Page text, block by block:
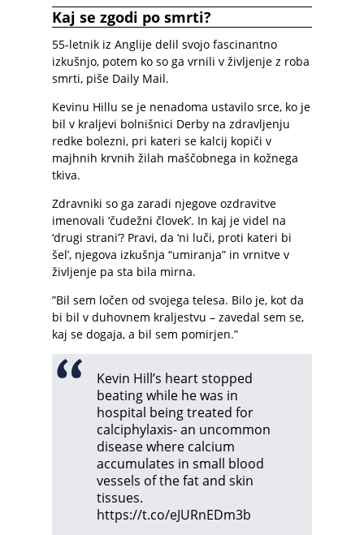
Kaj se zgodi po smrti?
55-letnik iz Anglije delil svojo fascinantno
izkušnjo, potem ko so ga vrnili v življenje z roba
smrti, piše Daily Mail.
Kevinu Hillu se je nenadoma ustavilo srce, ko je
bil v kraljevi bolnišnici Derby na zdravljenju
redke bolezni, pri kateri se kalcij kopiči v
majhnih krvnih žilah maščobnega in kožnega
tkiva.
Zdravniki so ga zaradi njegove ozdravitve
imenovali ‘čudežni človek’. In kaj je videl na
‘drugi strani’? Pravi, da ‘ni luči, proti kateri bi
šel’, njegova izkušnja “umiranja” in vrnitve v
življenje pa sta bila mirna.
”Bil sem ločen od svojega telesa. Bilo je, kot da
bi bil v duhovnem kraljestvu – zavedal sem se,
kaj se dogaja, a bil sem pomirjen.”
Kevin Hill’s heart stopped
beating while he was in
hospital being treated for
calciphylaxis- an uncommon
disease where calcium
accumulates in small blood
vessels of the fat and skin
tissues.
https://t.co/eJURnEDm3b